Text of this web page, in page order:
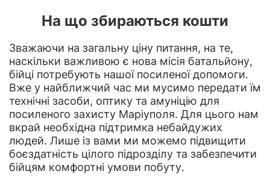
На що збираються кошти
Зважаючи на загальну ціну питання, на те,
наскільки важливою є нова місія батальйону,
бійці потребують нашої посиленої допомоги.
Вже у найближчий час ми мусимо передати їм
технічні засоби, оптику та амуніцію для
посиленого захисту Маріуполя. Для цього нам
вкрай необхідна підтримка небайдужих
людей. Лише із вами ми можемо підвищити
боєздатність цілого підрозділу та забезпечити
бійцям комфортні умови побуту.